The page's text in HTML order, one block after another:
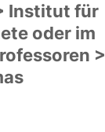
Institut für
oder im
>